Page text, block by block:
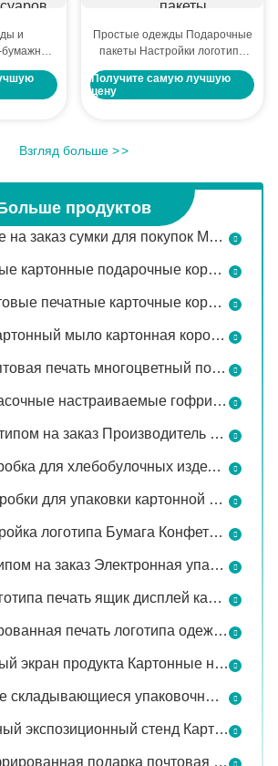
и
еды на
Простые одежды Подарочные
пакеты Настройки логотипа
Kraft бумаги Цветовой блок
Упаковка Tote Подарочные
пакеты
Получите самую лучшую
цену
Взгляд больше >>
продуктов
Напечатанные на заказ сумки для покупок Многоразовые бумажные сумки с логотипом
Настраиваемые картонные подарочные коробки Одежда экспресс доставка Коробки упаковки Платья нижнее белье рубашки Вогнутая картонная коробка
Большие цветовые печатные карточные коробки для рассылки одежды коробки для доставки одежды коробки для доставки
Роскошный картонный мыло картонная коробка бумажная упаковка коробка пользовательский мыло дисплей коробка
По заказам оптовая печать многоцветный подарок отгрузка картонная упаковка ювелирные изделия подарок парфюмерия упаковка коробка
Макароны Красочные настраиваемые гофрированные бумажные коробки для подарков
Картон с логотипом на заказ Производитель Волнообразные почтовые ящики для упаковки Логистика Экспресс-продукт упаковочные ящики
Картонная коробка для хлебобулочных изделий Kraft с прозрачным окном отображения
Картонные коробки для упаковки картонной упаковки для столовой посуды для косметики
Оптовая настройка логотипа Бумага Конфеты Желе Шоколадный Бар Снакс Дисплей Упаковка Супермаркет Дисплей Продукта розничная коробка
Пакет с логотипом на заказ Электронная упаковка картонная коробка Кабель USB для наушников Телефон Bluetooth для наушников
Настройка логотипа печать ящик дисплей картонные очки парфюмерия ароматные косметические средства Хранение картон гладкий мягкий подарочный ящик
Персонализированная печать логотипа одежда косметическая складная дисплей картон гофрированный картон экспресс доставка самолеты коробки
Настраиваемый экран продукта Картонные нижнее белье носки Одежда упаковочная коробка с прозрачным окном бумажная коробка
Экологические складывающиеся упаковочные коробки на заказ логотип лазерная градиентная цветовая дисплей картон одежда экспресс коробка логистика
Экспозиционный экспозиционный стенд Картонный бумажный стол Сдвижный верхний картонный косметический экспозиционный ящик
Складная гофрированная подарка почтовая почтовая ящик пользовательский логотип Kraft электронная коммерция упаковка доставка почтовый ящик